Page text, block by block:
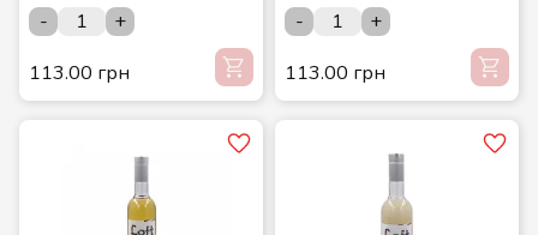
-
+
113.00 грн
-
+
113.00 грн